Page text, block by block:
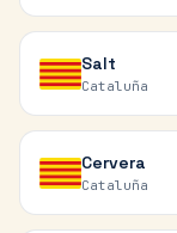
Salt
Cataluña
Cervera
Cataluña